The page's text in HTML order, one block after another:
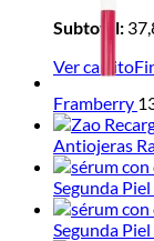
Subtotal:
Ver carrito
Framberry
Antiojeras
Segunda
Segunda